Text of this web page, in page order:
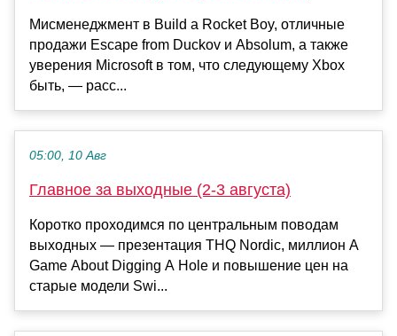
Мисменеджмент в Build a Rocket Boy, отличные
продажи Escape from Duckov и Absolum, а также
уверения Microsoft в том, что следующему Xbox
быть, — расс...
05:00, 10 Авг
Главное за выходные (2-3 августа)
Коротко проходимся по центральным поводам
выходных — презентация THQ Nordic, миллион A
Game About Digging A Hole и повышение цен на
старые модели Swi...